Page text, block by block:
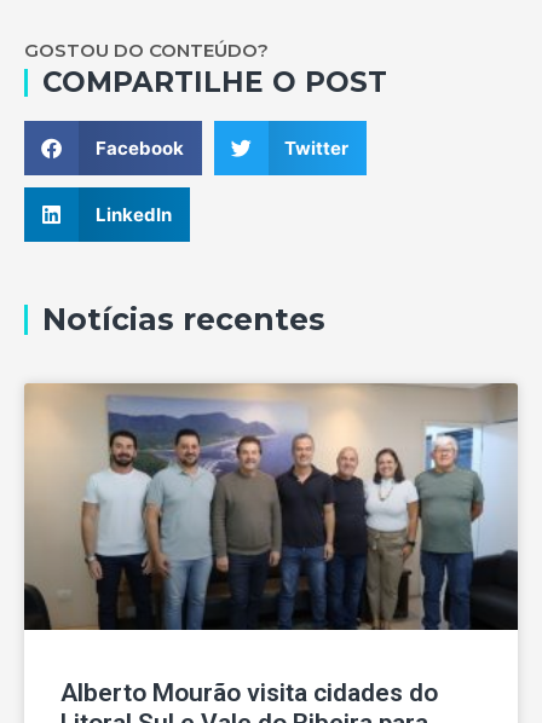
GOSTOU DO CONTEÚDO?
COMPARTILHE O POST
Facebook Twitter
LinkedIn
Notícias recentes
Alberto Mourão visita cidades do